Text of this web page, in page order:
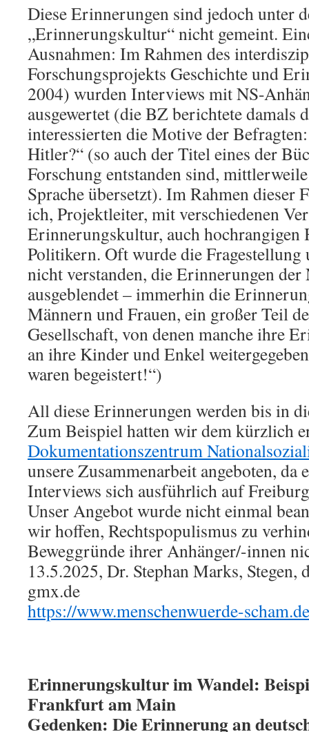
Diese Erinnerungen sind jedoch unter
„Erinnerungskultur“ nicht gemeint.
Ausnahmen: Im Rahmen des
Forschungsprojekts Geschichte und
2004) wurden Interviews mit NS-
ausgewertet (die BZ berichtete damals
interessierten die Motive der
Hitler?“ (so auch der Titel eines der
Forschung entstanden sind,
Sprache übersetzt). Im Rahmen dieser
ich, Projektleiter, mit verschiedenen
Erinnerungskultur, auch
Politikern. Oft wurde die Fragestellung
nicht verstanden, die Erinnerungen
ausgeblendet – immerhin die
Männern und Frauen, ein großer Teil
Gesellschaft, von denen manche ihre
an ihre Kinder und Enkel
waren begeistert!“)
All diese Erinnerungen werden bis in
Zum Beispiel hatten wir dem kürzlich
Dokumentationszentrum
unsere Zusammenarbeit angeboten, da
Interviews sich ausführlich auf
Unser Angebot wurde nicht einmal
wir hoffen, Rechtspopulismus zu
Beweggründe ihrer Anhänger/-innen
13.5.2025, Dr. Stephan Marks, Stegen,
gmx.de
https://www.menschenwuerde-scham.de
Erinnerungskultur im Wandel:
Frankfurt am Main
Gedenken: Die Erinnerung an